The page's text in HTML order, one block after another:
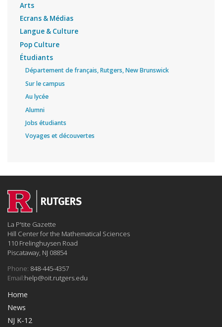
Arts
Ecrans & Médias
Langue & Culture
Pop Culture
Étudiants
Département de français, Rutgers, New Brunswick
Sur le campus
Au lycée
Alumni
Jobs étudiants
Voyages et découvertes
Home
News
NJ K-12
La P'tite Gazette
Hill Center for the Mathematical Sciences
110 Frelinghuysen Road
Piscataway, NJ 08854
Phone: 848-445-4357
Email:help@oit.rutgers.edu